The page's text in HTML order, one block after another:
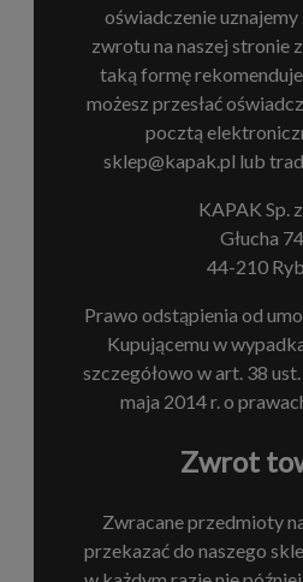
oświadczenie
zwrotu na naszej stronie
taką formę
możesz przesłać
pocztą
sklep@kapak.pl lub
KAPAK Sp. z
Głucha
44-210
Prawo odstąpienia od
Kupującemu w
szczegółowo w art. 38
maja 2014 r. o
Zwrot
Zwracane przedmioty
przekazać do naszego